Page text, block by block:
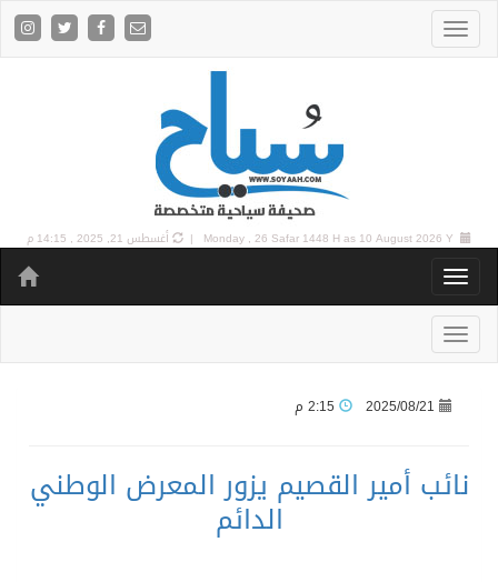
Monday , 26 Safar 1448 H as 10 August 2026 Y | أغسطس 21, 2025 , 14:15 م
2025/08/21
نائب أمير القصيم يزور المعرض الوطني
الدائم